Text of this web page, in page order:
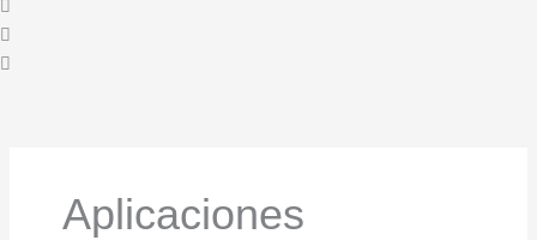
Aplicaciones